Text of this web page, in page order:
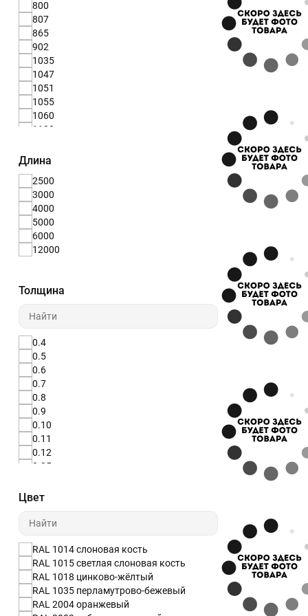
800
807
865
902
1035
1047
1051
1055
1060
1100
1162
Длина
2500
3000
4000
5000
6000
12000
Толщина
0.4
0.5
0.6
0.7
0.8
0.9
0.10
0.11
0.12
0.35
0.55
0.75
1.2
1.5
8
10
Цвет
RAL 1014 слоновая кость
RAL 1015 светлая слоновая кость
RAL 1018 цинково-жёлтый
RAL 1035 перламутрово-бежевый
RAL 2004 оранжевый